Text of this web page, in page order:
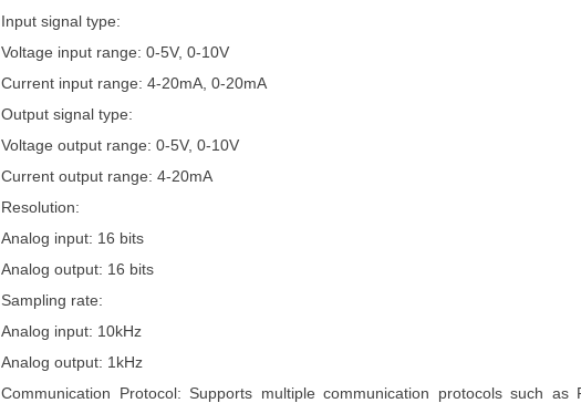
Input signal type:
Voltage input range: 0-5V, 0-10V
Current input range: 4-20mA, 0-20mA
Output signal type:
Voltage output range: 0-5V, 0-10V
Current output range: 4-20mA
Resolution:
Analog input: 16 bits
Analog output: 16 bits
Sampling rate:
Analog input: 10kHz
Analog output: 1kHz
Communication Protocol: Supports multiple communication protocols such